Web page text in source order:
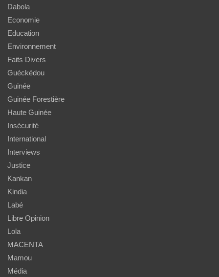
Dabola
Economie
Education
Environnement
Faits Divers
Guéckédou
Guinée
Guinée Forestière
Haute Guinée
Insécurité
International
Interviews
Justice
Kankan
Kindia
Labé
Libre Opinion
Lola
MACENTA
Mamou
Média